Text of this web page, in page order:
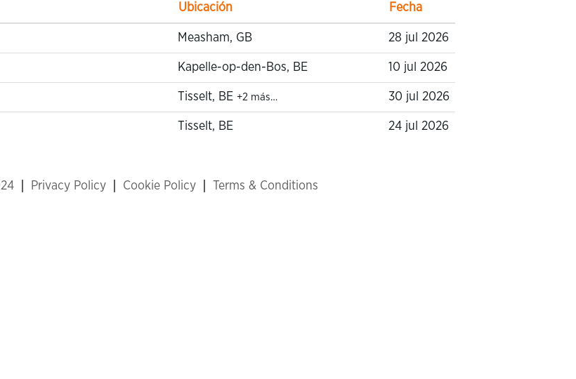
Ubicación Fecha
Measham, GB 28 jul 2026
Kapelle-op-den-Bos, BE 10 jul 2026
Tisselt, BE +2 más… 30 jul 2026
Tisselt, BE 24 jul 2026
Privacy Policy Cookie Policy Terms & Conditions